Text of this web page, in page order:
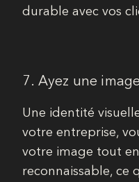
durable avec vos
7. Ayez une
Une identité
votre entreprise,
votre image tout
reconnaissable, ce